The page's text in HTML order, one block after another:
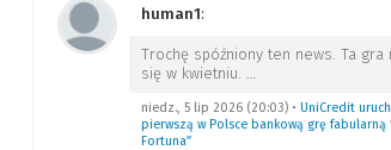
human1:
Trochę spóźniony ten news. Ta gra
się w kwietniu. …
niedz., 5 lip 2026 (20:03)• UniCredit
pierwszą w Polsce bankową grę fabularną
Fortuna”